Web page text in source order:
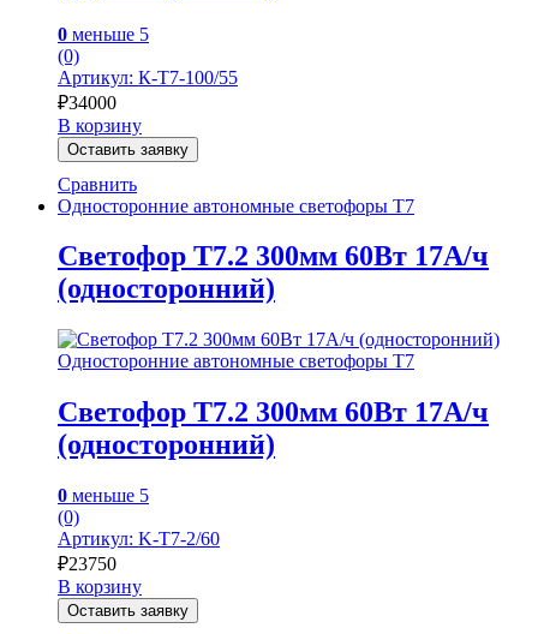
0 меньше 5
(0)
Артикул: К-Т7-100/55
₽34000
В корзину
Оставить заявку
Сравнить
Односторонние автономные светофоры Т7
Светофор Т7.2 300мм 60Вт 17А/ч
(односторонний)
Односторонние автономные светофоры Т7
Светофор Т7.2 300мм 60Вт 17А/ч
(односторонний)
0 меньше 5
(0)
Артикул: K-T7-2/60
₽23750
В корзину
Оставить заявку